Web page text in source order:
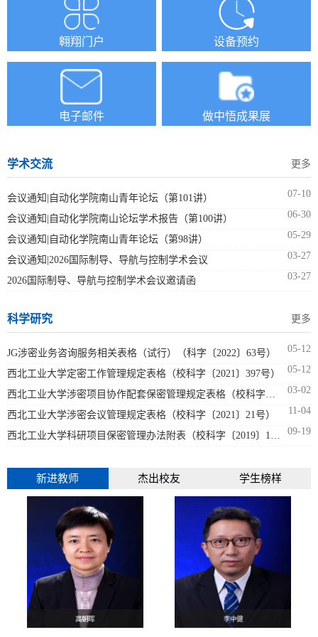
翱翔门户 设备预约
电子邮件 做中悟成果展
更多
学术交流
07-10
会议通知|自动化学院南山青年论坛（第101讲）
06-30
会议通知|自动化学院南山论坛学术报告（第100讲）
05-29
会议通知|自动化学院南山青年论坛（第98讲）
03-27
会议通知|2026国际制导、导航与控制学术会议
03-27
2026国际制导、导航与控制学术会议邀请函
更多
科学研究
05-12
JG涉密业务咨询服务相关表格（试行）（科字〔2022〕63号）
05-12
西北工业大学定密工作管理规定表格（校科字〔2021〕397号）
03-02
11-04
西北工业大学涉密会议管理规定表格（校科字〔2021〕21号）
09-19
新进教师 杰出校友 学生榜样
高朝晖 李中健